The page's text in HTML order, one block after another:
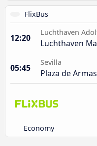
FlixBus
12:20
Luchthaven
Luchthaven
05:45
Sevilla
Plaza de
Economy